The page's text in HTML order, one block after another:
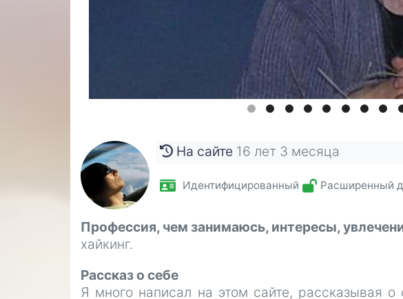
На сайте 16 лет 3 месяца
Идентифицированный Расширенный
Профессия, чем занимаюсь, интересы,
хайкинг.
Рассказ о себе
Я много написал на этом сайте, рассказывая